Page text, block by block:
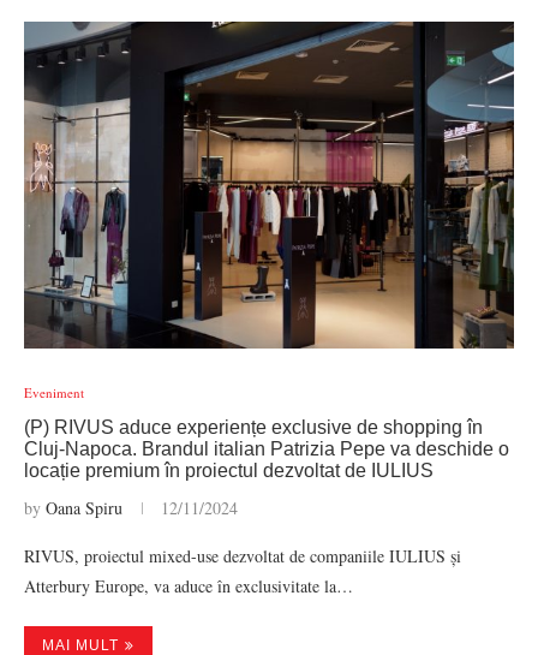
Eveniment
(P) RIVUS aduce experiențe exclusive de shopping în
Cluj-Napoca. Brandul italian Patrizia Pepe va deschide o
locație premium în proiectul dezvoltat de IULIUS
by Oana Spiru 12/11/2024
RIVUS, proiectul mixed-use dezvoltat de companiile IULIUS și
Atterbury Europe, va aduce în exclusivitate la…
MAI MULT